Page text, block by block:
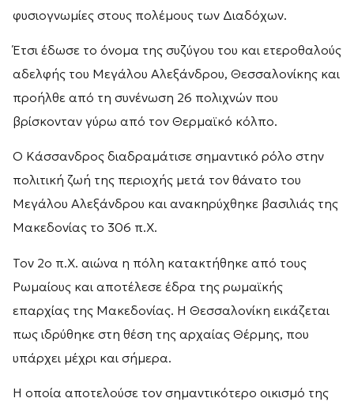
φυσιογνωμίες στους πολέμους των Διαδόχων.
Έτσι έδωσε το όνομα της συζύγου του και ετεροθαλούς
αδελφής του Μεγάλου Αλεξάνδρου, Θεσσαλονίκης και
προήλθε από τη συνένωση 26 πολιχνών που
βρίσκονταν γύρω από τον Θερμαϊκό κόλπο.
Ο Κάσσανδρος διαδραμάτισε σημαντικό ρόλο στην
πολιτική ζωή της περιοχής μετά τον θάνατο του
Μεγάλου Αλεξάνδρου και ανακηρύχθηκε βασιλιάς της
Μακεδονίας το 306 π.Χ.
Τον 2ο π.Χ. αιώνα η πόλη κατακτήθηκε από τους
Ρωμαίους και αποτέλεσε έδρα της ρωμαϊκής
επαρχίας της Μακεδονίας. Η Θεσσαλονίκη εικάζεται
πως ιδρύθηκε στη θέση της αρχαίας Θέρμης, που
υπάρχει μέχρι και σήμερα.
Η οποία αποτελούσε τον σημαντικότερο οικισμό της